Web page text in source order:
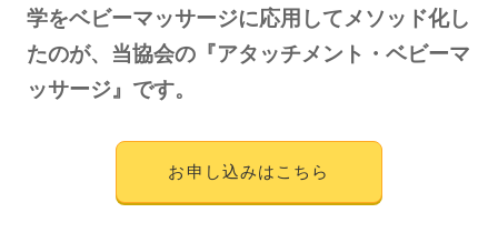
学をベビーマッサージに応用してメソッド化し
たのが、当協会の『アタッチメント・ベビーマ
ッサージ』です。
お申し込みはこちら